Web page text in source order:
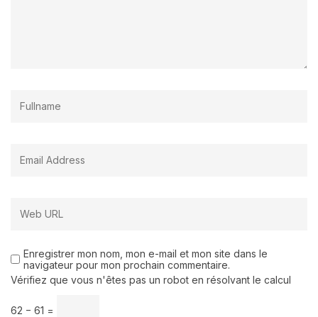
Enregistrer mon nom, mon e-mail et mon site dans le
navigateur pour mon prochain commentaire.
Vérifiez que vous n'êtes pas un robot en résolvant le calcul
62 − 61 =